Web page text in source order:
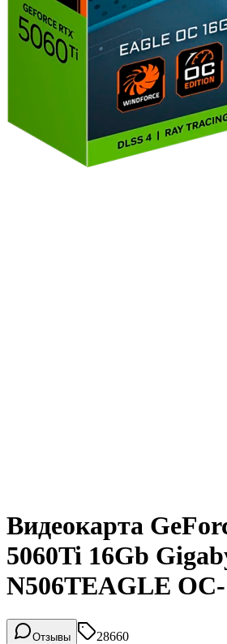
Видеокарта
5060Ti 16Gb
N506TEAGLE
Отзывы
28660